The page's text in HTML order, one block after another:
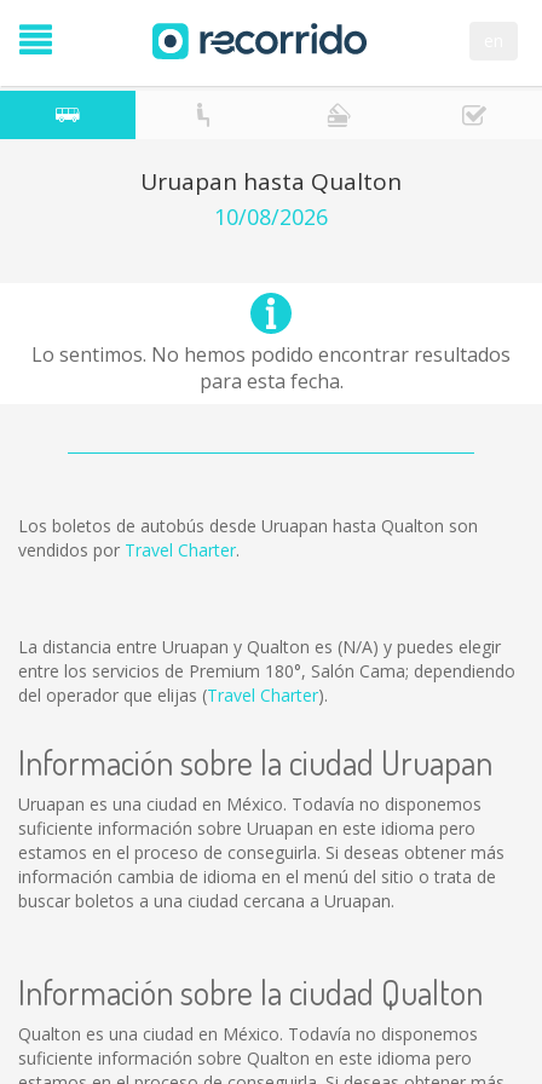
Uruapan hasta Qualton
10/08/2026
Lo sentimos. No hemos podido encontrar resultados
para esta fecha.
Los boletos de autobús desde Uruapan hasta Qualton son
vendidos por Travel Charter.
La distancia entre Uruapan y Qualton es (N/A) y puedes elegir
entre los servicios de Premium 180°, Salón Cama; dependiendo
del operador que elijas (Travel Charter).
Información sobre la ciudad Uruapan
Uruapan es una ciudad en México. Todavía no disponemos
suficiente información sobre Uruapan en este idioma pero
estamos en el proceso de conseguirla. Si deseas obtener más
información cambia de idioma en el menú del sitio o trata de
buscar boletos a una ciudad cercana a Uruapan.
Información sobre la ciudad Qualton
Qualton es una ciudad en México. Todavía no disponemos
suficiente información sobre Qualton en este idioma pero